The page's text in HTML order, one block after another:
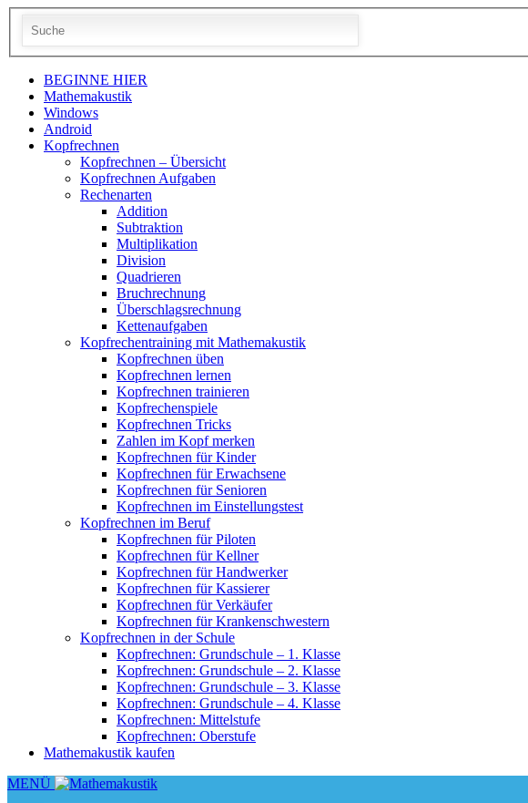
BEGINNE HIER
Mathemakustik
Windows
Android
Kopfrechnen
Kopfrechnen – Übersicht
Kopfrechnen Aufgaben
Rechenarten
Addition
Subtraktion
Multiplikation
Division
Quadrieren
Bruchrechnung
Überschlagsrechnung
Kettenaufgaben
Kopfrechentraining mit Mathemakustik
Kopfrechnen üben
Kopfrechnen lernen
Kopfrechnen trainieren
Kopfrechenspiele
Kopfrechnen Tricks
Zahlen im Kopf merken
Kopfrechnen für Kinder
Kopfrechnen für Erwachsene
Kopfrechnen für Senioren
Kopfrechnen im Einstellungstest
Kopfrechnen im Beruf
Kopfrechnen für Piloten
Kopfrechnen für Kellner
Kopfrechnen für Handwerker
Kopfrechnen für Kassierer
Kopfrechnen für Verkäufer
Kopfrechnen für Krankenschwestern
Kopfrechnen in der Schule
Kopfrechnen: Grundschule – 1. Klasse
Kopfrechnen: Grundschule – 2. Klasse
Kopfrechnen: Grundschule – 3. Klasse
Kopfrechnen: Grundschule – 4. Klasse
Kopfrechnen: Mittelstufe
Kopfrechnen: Oberstufe
Mathemakustik kaufen
MENÜ